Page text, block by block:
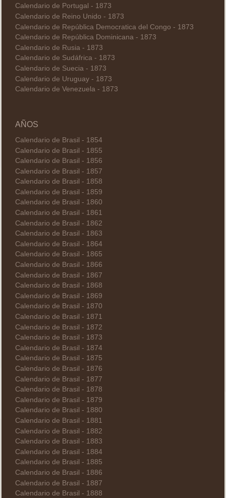
Calendario de Portugal - 1873
Calendario de Reino Unido - 1873
Calendario de República Democratica del Congo - 1873
Calendario de República Dominicana - 1873
Calendario de Rusia - 1873
Calendario de Sudáfrica - 1873
Calendario de Suecia - 1873
Calendario de Uruguay - 1873
Calendario de Venezuela - 1873
AÑOS
Calendario de Brasil - 1854
Calendario de Brasil - 1855
Calendario de Brasil - 1856
Calendario de Brasil - 1857
Calendario de Brasil - 1858
Calendario de Brasil - 1859
Calendario de Brasil - 1860
Calendario de Brasil - 1861
Calendario de Brasil - 1862
Calendario de Brasil - 1863
Calendario de Brasil - 1864
Calendario de Brasil - 1865
Calendario de Brasil - 1866
Calendario de Brasil - 1867
Calendario de Brasil - 1868
Calendario de Brasil - 1869
Calendario de Brasil - 1870
Calendario de Brasil - 1871
Calendario de Brasil - 1872
Calendario de Brasil - 1873
Calendario de Brasil - 1874
Calendario de Brasil - 1875
Calendario de Brasil - 1876
Calendario de Brasil - 1877
Calendario de Brasil - 1878
Calendario de Brasil - 1879
Calendario de Brasil - 1880
Calendario de Brasil - 1881
Calendario de Brasil - 1882
Calendario de Brasil - 1883
Calendario de Brasil - 1884
Calendario de Brasil - 1885
Calendario de Brasil - 1886
Calendario de Brasil - 1887
Calendario de Brasil - 1888